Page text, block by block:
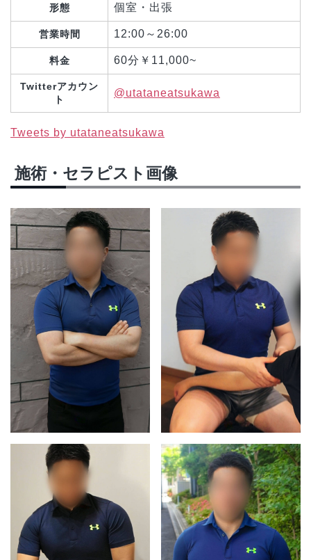
形態 個室・出張
営業時間 12:00～26:00
料金 60分￥11,000~
Twitterアカウン
ト
@utataneatsukawa
Tweets by utataneatsukawa
施術・セラピスト画像